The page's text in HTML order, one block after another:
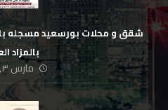
شقق و محلات بورسعيد مسجله
بالمزاد
مارس ٣, ٢٠٢١